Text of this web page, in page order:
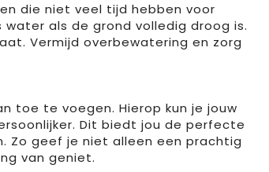
die niet veel tijd hebben voor
als de grond volledig droog is.
Vermijd overbewatering en zorg
toe te voegen. Hierop kun je jouw
Dit biedt jou de perfecte
Zo geef je niet alleen een prachtig
van geniet.